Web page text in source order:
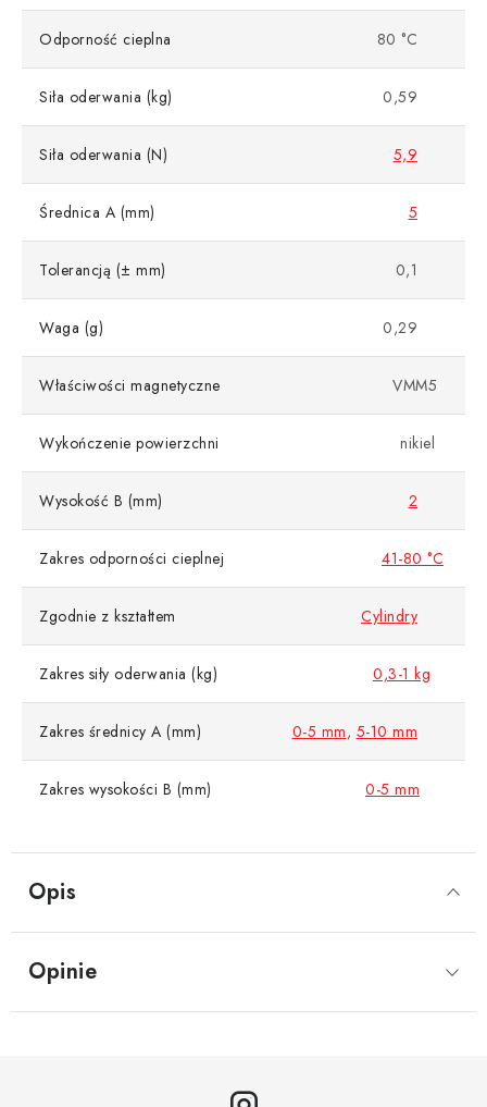
Opis
Odporność cieplna 80 °C
Siła oderwania (kg) 0,59
Siła oderwania (N) 5,9
Średnica A (mm) 5
Tolerancją (± mm) 0,1
Waga (g) 0,29
Właściwości magnetyczne VMM5
Wykończenie powierzchni nikiel
Wysokość B (mm) 2
Zakres odporności cieplnej 41-80 °C
Zgodnie z kształtem Cylindry
Zakres siły oderwania (kg) 0,3-1 kg
Zakres średnicy A (mm) 0-5 mm, 5-10 mm
Zakres wysokości B (mm) 0-5 mm
Opinie